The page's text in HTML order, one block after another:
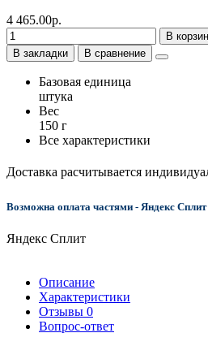
4 465.00р.
В
В закладки
В сравнение
Базовая единица
штука
Вес
150 г
Все характеристики
Доставка расчитывается
Возможна оплата частями - Яндекс Сплит
Яндекс Сплит
Описание
Характеристики
Отзывы 0
Вопрос-ответ